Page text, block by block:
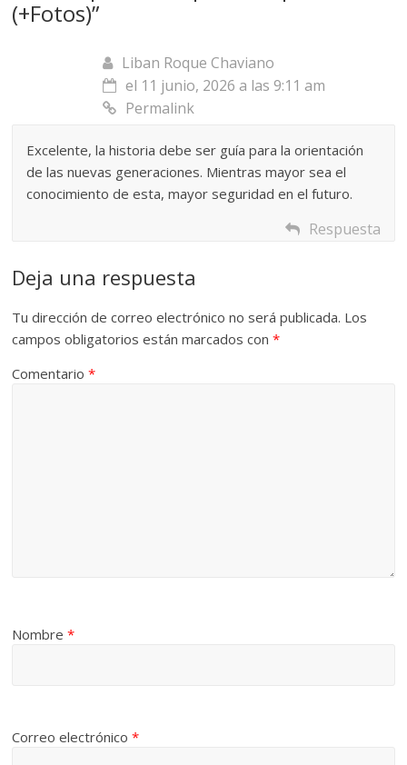
(+Fotos)”
Liban Roque Chaviano
el 11 junio, 2026 a las 9:11 am
Permalink
Excelente, la historia debe ser guía para la orientación
de las nuevas generaciones. Mientras mayor sea el
conocimiento de esta, mayor seguridad en el futuro.
Respuesta
Deja una respuesta
Tu dirección de correo electrónico no será publicada. Los
campos obligatorios están marcados con*
Comentario*
Nombre*
Correo electrónico*